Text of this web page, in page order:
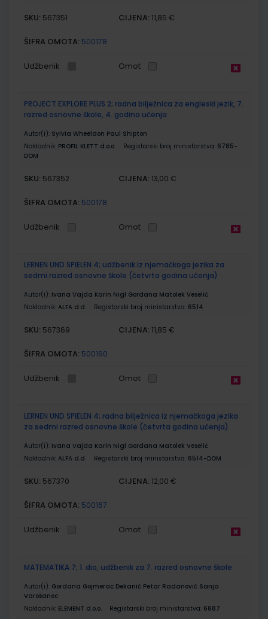
SKU: 567351 CIJENA: 11,85 €
ŠIFRA OMOTA: 500178
Udžbenik Omot
PROJECT EXPLORE PLUS 2; radna bilježnica za engleski jezik, 7.
razred osnovne škole, 4. godina učenja
Autor(i): Sylvia Wheeldon Paul Shipton
Nakladnik: PROFIL KLETT d.o.o. Registarski broj ministarstva: 6785-
DOM
SKU: 567352 CIJENA: 13,00 €
ŠIFRA OMOTA: 500178
Udžbenik Omot
LERNEN UND SPIELEN 4; udžbenik iz njemačkoga jezika za
sedmi razred osnovne škole (četvrta godina učenja)
Autor(i): Ivana Vajda Karin Nigl Gordana Matolek Veselić
Nakladnik: ALFA d.d. Registarski broj ministarstva: 6514
SKU: 567369 CIJENA: 11,85 €
ŠIFRA OMOTA: 500160
Udžbenik Omot
LERNEN UND SPIELEN 4; radna bilježnica iz njemačkoga jezika
za sedmi razred osnovne škole (četvrta godina učenja)
Autor(i): Ivana Vajda Karin Nigl Gordana Matolek Veselić
Nakladnik: ALFA d.d. Registarski broj ministarstva: 6514-DOM
SKU: 567370 CIJENA: 12,00 €
ŠIFRA OMOTA: 500167
Udžbenik Omot
MATEMATIKA 7; 1. dio, udžbenik za 7. razred osnovne škole
Autor(i): Gordana Gojmerac Dekanić Petar Radanović Sanja
Varošanec
Nakladnik: ELEMENT d.o.o. Registarski broj ministarstva: 6687